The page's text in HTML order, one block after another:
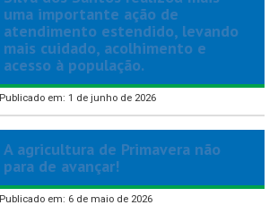
uma importante ação de
atendimento estendido, levando
mais cuidado, acolhimento e
acesso à população.
Publicado em: 1 de junho de 2026
A agricultura de Primavera não
para de avançar!
Publicado em: 6 de maio de 2026